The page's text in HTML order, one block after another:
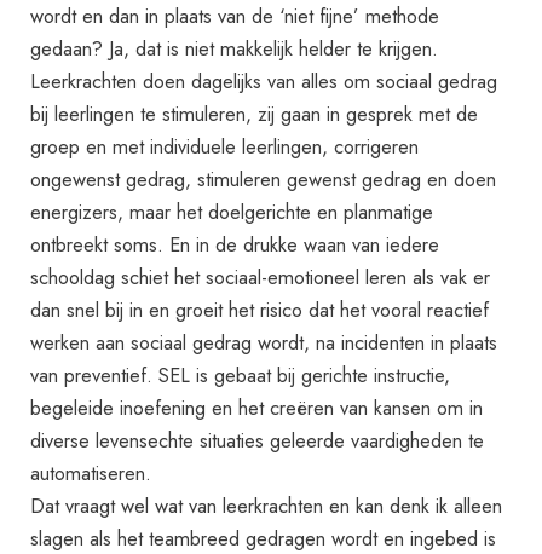
wordt en dan in plaats van de ‘niet fijne’ methode
gedaan? Ja, dat is niet makkelijk helder te krijgen.
Leerkrachten doen dagelijks van alles om sociaal gedrag
bij leerlingen te stimuleren, zij gaan in gesprek met de
groep en met individuele leerlingen, corrigeren
ongewenst gedrag, stimuleren gewenst gedrag en doen
energizers, maar het doelgerichte en planmatige
ontbreekt soms. En in de drukke waan van iedere
schooldag schiet het sociaal-emotioneel leren als vak er
dan snel bij in en groeit het risico dat het vooral reactief
werken aan sociaal gedrag wordt, na incidenten in plaats
van preventief. SEL is gebaat bij gerichte instructie,
begeleide inoefening en het creëren van kansen om in
diverse levensechte situaties geleerde vaardigheden te
automatiseren.
Dat vraagt wel wat van leerkrachten en kan denk ik alleen
slagen als het teambreed gedragen wordt en ingebed is